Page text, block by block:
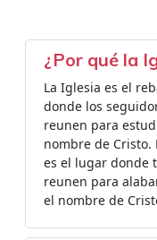
¿Por qué la
La Iglesia es el
donde los
reunen para
nombre de Cristo.
es el lugar donde
reunen para
el nombre de